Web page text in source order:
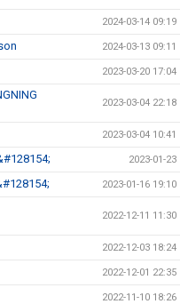
2024-03-14 09:19
2024-03-13 09:11
2023-03-20 17:04
2023-03-04 22:18
2023-03-04 10:41
2023-01-23
2023-01-16 19:10
2022-12-11 11:30
2022-12-03 18:24
2022-12-01 22:35
2022-11-10 18:26